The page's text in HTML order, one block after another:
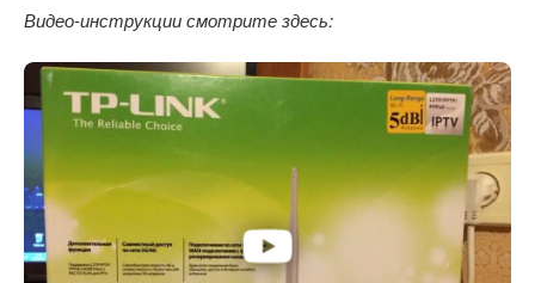
Видео-инструкции смотрите здесь: